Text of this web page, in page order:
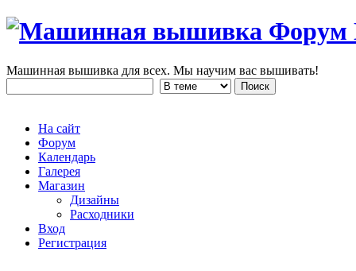
Машинная вышивка для всех. Мы научим вас вышивать!
На сайт
Форум
Календарь
Галерея
Магазин
Дизайны
Расходники
Вход
Регистрация